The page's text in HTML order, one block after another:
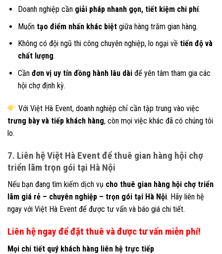
Doanh nghiệp cần giải pháp nhanh gọn, tiết kiệm chi phí.
Muốn tạo điểm nhấn khác biệtgiữa hàng trăm gian hàng.
Không có đội ngũ thi công chuyên nghiệp, lo ngại về tiến độ và
chất lượng.
Cần đơn vị uy tín đồng hành lâu dàiđể yên tâm tham gia các
hội chợ định kỳ.
Với Việt Hà Event, doanh nghiệp chỉ cần tập trung vào việc
trưng bày và tiếp khách hàng, còn mọi việc khác đã có chúng tôi
lo.
7. Liên hệ Việt Hà Event để thuê gian hàng hội chợ
triển lãm trọn gói tại Hà Nội
Nếu bạn đang tìm kiếm dịch vụ cho thuê gian hàng hội chợ triển
lãm giá rẻ – chuyên nghiệp – trọn gói tại Hà Nội. Hãy liên hệ
ngay với Việt Hà Event để được tư vấn và báo giá chi tiết.
Liên hệ ngay để đặt thuê và được tư vấn miễn phí!
Mọi chi tiết quý khách hàng liên hệ trực tiếp